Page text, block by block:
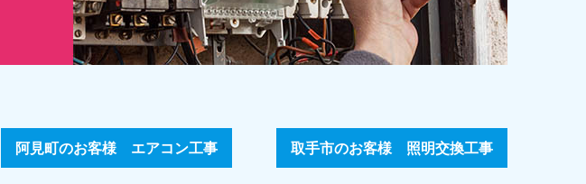
阿見町のお客様 エアコン工事 取手市のお客様 照明交換工事